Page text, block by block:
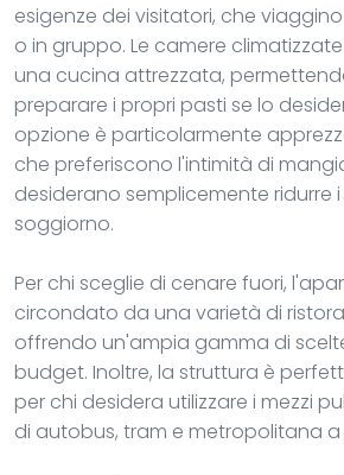
esigenze dei visitatori, che
o in gruppo. Le camere
una cucina attrezzata,
preparare i propri pasti se lo
opzione è particolarmente
che preferiscono l'intimità di
desiderano semplicemente ridurre
soggiorno.
Per chi sceglie di cenare fuori,
circondato da una varietà di
offrendo un'ampia gamma di
budget. Inoltre, la struttura è
per chi desidera utilizzare i mezzi
di autobus, tram e metropolitana a